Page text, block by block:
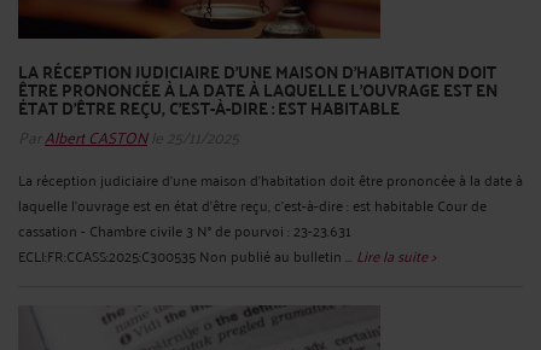
LA RÉCEPTION JUDICIAIRE D'UNE MAISON D'HABITATION DOIT
ÊTRE PRONONCÉE À LA DATE À LAQUELLE L'OUVRAGE EST EN
ÉTAT D'ÊTRE REÇU, C'EST-À-DIRE : EST HABITABLE
ParAlbert CASTONle 25/11/2025
La réception judiciaire d'une maison d'habitation doit être prononcée à la date à
laquelle l'ouvrage est en état d'être reçu, c'est-à-dire : est habitable Cour de
cassation - Chambre civile 3 N° de pourvoi : 23-23.631
ECLI:FR:CCASS:2025:C300535 Non publié au bulletin ... Lire la suite >